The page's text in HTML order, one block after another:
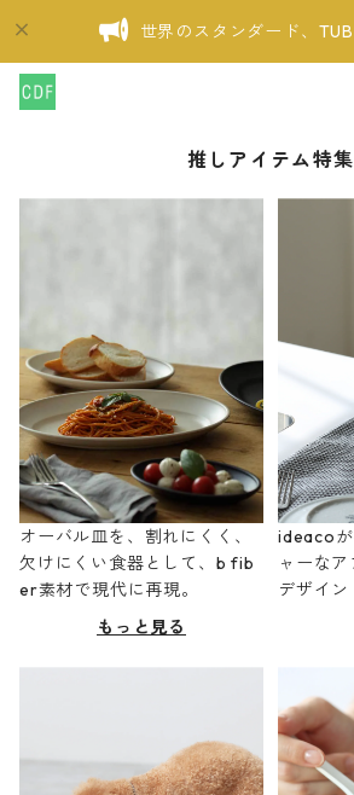
世界のスタンダード、
推しアイテム特集
オーバル皿を、割れにくく、
欠けにくい食器として、b fib
er素材で現代に再現。
もっと見る
ideaco
ャーな
デザイン